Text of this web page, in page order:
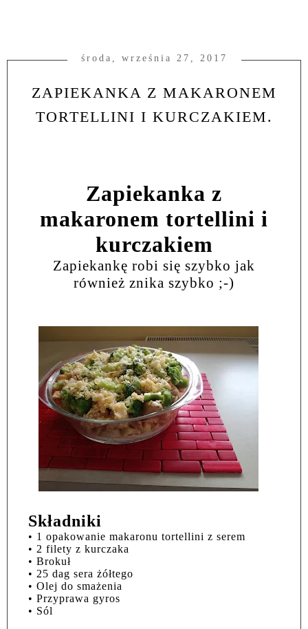
środa, września 27, 2017
ZAPIEKANKA Z MAKARONEM
TORTELLINI I KURCZAKIEM.
Zapiekanka z
makaronem tortellini i
kurczakiem
Zapiekankę robi się szybko jak
również znika szybko ;-)
Składniki
• 1 opakowanie makaronu tortellini z serem
• 2 filety z kurczaka
• Brokuł
• 25 dag sera żółtego
• Olej do smażenia
• Przyprawa gyros
• Sól